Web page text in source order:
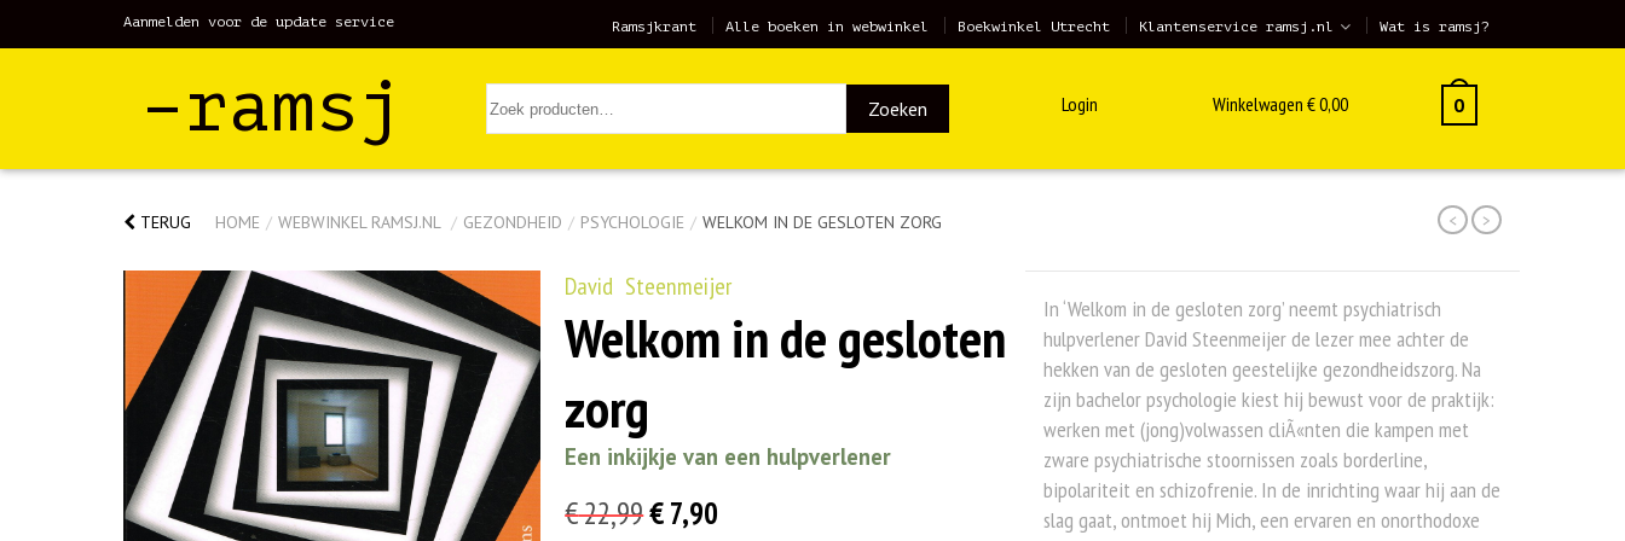
Aanmelden voor de update service Ramsjkrant Alle boeken in webwinkel Boekwinkel Utrecht Klantenservice ramsj.nl Wat is ramsj?
–ramsj Zoeken Login Winkelwagen €0,00 0
TERUG HOME / WEBWINKEL RAMSJ.NL / GEZONDHEID / PSYCHOLOGIE / WELKOM IN DE GESLOTEN ZORG < >
David Steenmeijer
Welkom in de gesloten
zorg
Een inkijkje van een hulpverlener
€22,99Oorspronkelijke
€7,90
In ‘Welkom in de gesloten zorg’ neemt psychiatrisch
hulpverlener David Steenmeijer de lezer mee achter de
hekken van de gesloten geestelijke gezondheidszorg. Na
zijn bachelor psychologie kiest hij bewust voor de praktijk:
werken met (jong)volwassen cliÃ«nten die kampen met
zware psychiatrische stoornissen zoals borderline,
bipolariteit en schizofrenie. In de inrichting waar hij aan de
slag gaat, ontmoet hij Mich, een ervaren en onorthodoxe